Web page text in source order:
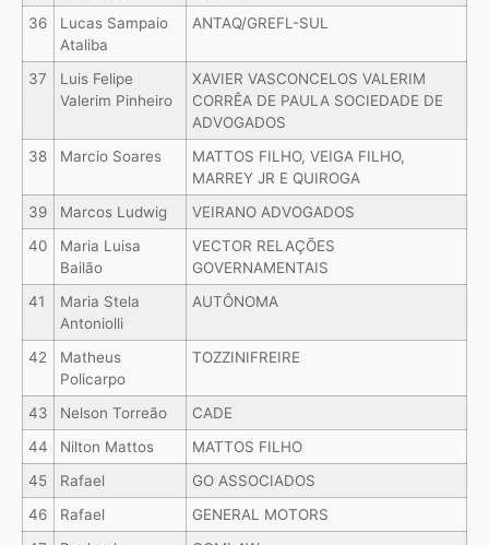
36
Lucas Sampaio
Ataliba
ANTAQ/GREFL-SUL
37
Luis Felipe
Valerim Pinheiro
XAVIER VASCONCELOS VALERIM
CORRÊA DE PAULA SOCIEDADE DE
ADVOGADOS
38
Marcio Soares
MATTOS FILHO, VEIGA FILHO,
MARREY JR E QUIROGA
39
Marcos Ludwig
VEIRANO ADVOGADOS
40
Maria Luisa
Bailão
VECTOR RELAÇÕES
GOVERNAMENTAIS
41
Maria Stela
Antoniolli
AUTÔNOMA
42
Matheus
Policarpo
TOZZINIFREIRE
43 Nelson Torreão
CADE
44
Nilton Mattos
MATTOS FILHO
45
Rafael
GO ASSOCIADOS
46
Rafael
GENERAL MOTORS